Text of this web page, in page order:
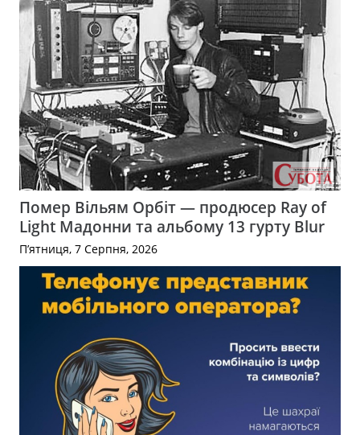
Помер Вільям Орбіт — продюсер Ray of
Light Мадонни та альбому 13 гурту Blur
П’ятниця, 7 Серпня, 2026